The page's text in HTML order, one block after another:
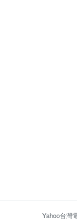
Yahoo台灣